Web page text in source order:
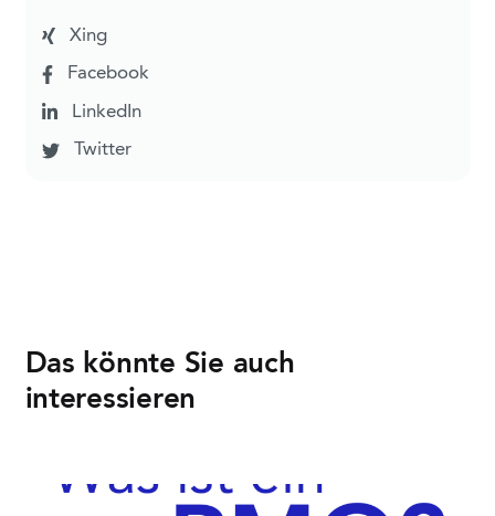
Xing
Facebook
LinkedIn
Twitter
Das könnte Sie auch
interessieren